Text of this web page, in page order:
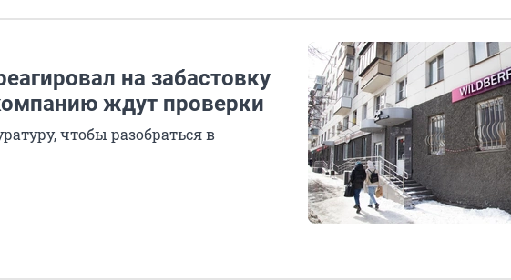
на забастовку
ждут проверки
чтобы разобраться в